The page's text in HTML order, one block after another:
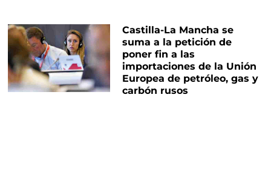
Castilla-La Mancha se
suma a la petición de
poner fin a las
importaciones de la Unión
Europea de petróleo, gas y
carbón rusos